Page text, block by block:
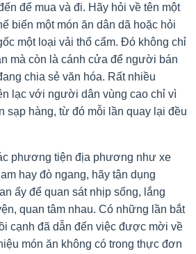
để mua và đi. Hãy hỏi về tên một
biến một món ăn dân dã hoặc hỏi
một loại vải thổ cẩm. Đó không chỉ
mà còn là cánh cửa để người bán
chia sẻ văn hóa. Rất nhiều
lạc với người dân vùng cao chỉ vì
sạp hàng, từ đó mỗi lần quay lại đều
phương tiện địa phương như xe
hay đò ngang, hãy tận dụng
ấy để quan sát nhịp sống, lắng
quan tâm nhau. Có những lần bắt
cạnh đã dẫn đến việc được mời về
món ăn không có trong thực đơn